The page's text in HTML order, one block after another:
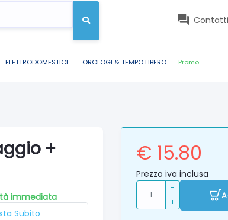
Contatti
ELETTRODOMESTICI OROLOGI & TEMPO LIBERO Promo
+
immediata
Subito
€ 15.80
Prezzo iva inclusa
-
+